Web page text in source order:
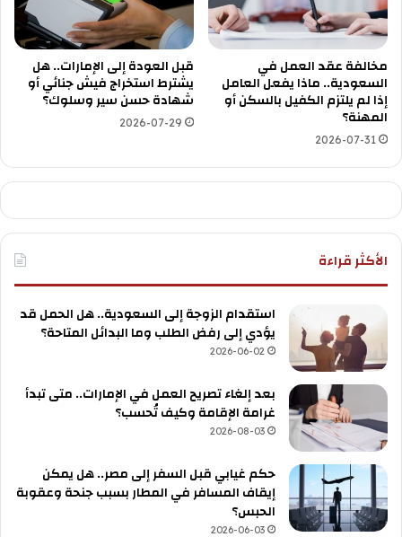
مخالفة عقد العمل في
السعودية.. ماذا يفعل العامل
إذا لم يلتزم الكفيل بالسكن أو
المهنة؟
2026-07-31
قبل العودة إلى الإمارات.. هل
يشترط استخراج فيش جنائي أو
شهادة حسن سير وسلوك؟
2026-07-29
الأكثر قراءة
استقدام الزوجة إلى السعودية.. هل الحمل قد
يؤدي إلى رفض الطلب وما البدائل المتاحة؟
2026-06-02
بعد إلغاء تصريح العمل في الإمارات.. متى تبدأ
غرامة الإقامة وكيف تُحسب؟
2026-08-03
حكم غيابي قبل السفر إلى مصر.. هل يمكن
إيقاف المسافر في المطار بسبب جنحة وعقوبة
الحبس؟
2026-06-03